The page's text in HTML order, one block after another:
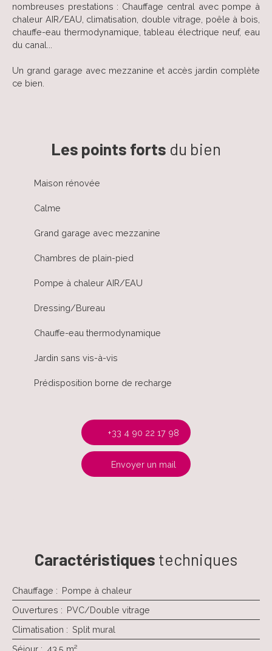
nombreuses prestations : Chauffage central avec pompe à
chaleur AIR/EAU, climatisation, double vitrage, poêle à bois,
chauffe-eau thermodynamique, tableau électrique neuf, eau
du canal...
Un grand garage avec mezzanine et accès jardin complète
ce bien.
Les points forts du bien
Maison rénovée
Calme
Grand garage avec mezzanine
Chambres de plain-pied
Pompe à chaleur AIR/EAU
Dressing/Bureau
Chauffe-eau thermodynamique
Jardin sans vis-à-vis
Prédisposition borne de recharge
+33 4 90 22 17 98
Envoyer un mail
Caractéristiques techniques
Chauffage : Pompe à chaleur
Ouvertures : PVC/Double vitrage
Climatisation : Split mural
Séjour : 43.5 m²